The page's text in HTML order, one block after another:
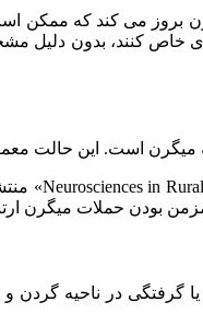
بروز می‌ کند که
کنند، بدون دلیل
میگرن است. این حالت
بودن حملات میگرن
گرفتگی در ناحیه